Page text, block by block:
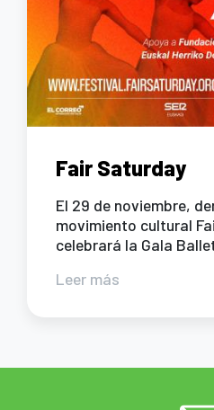
Fair Saturday
El 29 de noviembre,
movimiento cultural
celebrará la Gala
Leer más